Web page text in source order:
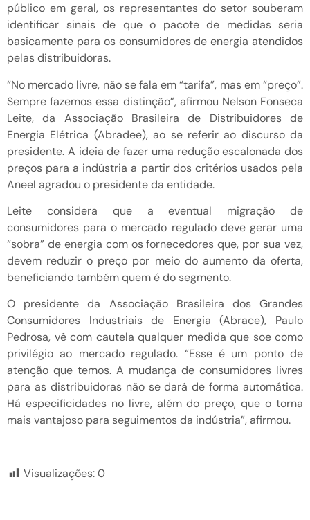
público em geral, os representantes do setor souberam
identificar sinais de que o pacote de medidas seria
basicamente para os consumidores de energia atendidos
pelas distribuidoras.
“No mercado livre, não se fala em “tarifa”, mas em “preço”.
Sempre fazemos essa distinção”, afirmou Nelson Fonseca
Leite, da Associação Brasileira de Distribuidores de
Energia Elétrica (Abradee), ao se referir ao discurso da
presidente. A ideia de fazer uma redução escalonada dos
preços para a indústria a partir dos critérios usados pela
Aneel agradou o presidente da entidade.
Leite considera que a eventual migração de
consumidores para o mercado regulado deve gerar uma
“sobra” de energia com os fornecedores que, por sua vez,
devem reduzir o preço por meio do aumento da oferta,
beneficiando também quem é do segmento.
O presidente da Associação Brasileira dos Grandes
Consumidores Industriais de Energia (Abrace), Paulo
Pedrosa, vê com cautela qualquer medida que soe como
privilégio ao mercado regulado. “Esse é um ponto de
atenção que temos. A mudança de consumidores livres
para as distribuidoras não se dará de forma automática.
Há especificidades no livre, além do preço, que o torna
mais vantajoso para seguimentos da indústria”, afirmou.
Visualizações:0